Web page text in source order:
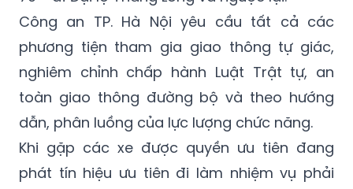
phương tiện tham gia giao thông tự giác,
nghiêm chỉnh chấp hành Luật Trật tự, an
toàn giao thông đường bộ và theo hướng
dẫn, phân luồng của lực lượng chức năng.
Khi gặp các xe được quyền ưu tiên đang
phát tín hiệu ưu tiên đi làm nhiệm vụ phải
khẩn trương chuyển hướng vào các đường
ngang, điểm giao cắt gần nhất theo hướng